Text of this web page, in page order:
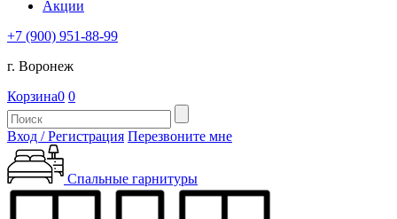
Акции
+7 (900) 951-88-99
г. Воронеж
Корзина0 0
Вход / Регистрация Перезвоните мне
Спальные гарнитуры